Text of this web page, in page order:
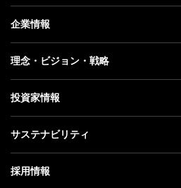
ニュース トップ
プレスリリース
更新情報
記者説明会
企業情報
企業情報 トップ
社長メッセージ
事業紹介
ガバナンス
理念・ビジョン・戦略
理念・ビジョン・戦略 トップ
成長戦略「Activate AI for Society」
人材戦略
投資家情報
投資家情報 トップ
経営方針
サステナビリティ
サステナビリティ トップ
採用情報